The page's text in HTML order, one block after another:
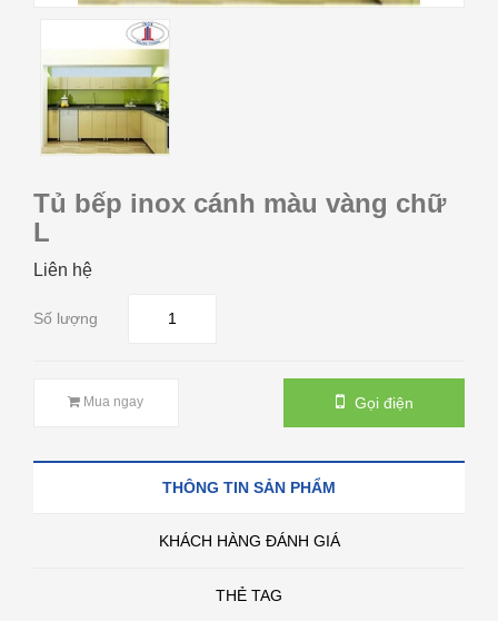
Tủ bếp inox cánh màu vàng chữ
L
Liên hệ
Số lượng
Mua ngay Gọi điện
THÔNG TIN SẢN PHẨM
KHÁCH HÀNG ĐÁNH GIÁ
THẺ TAG